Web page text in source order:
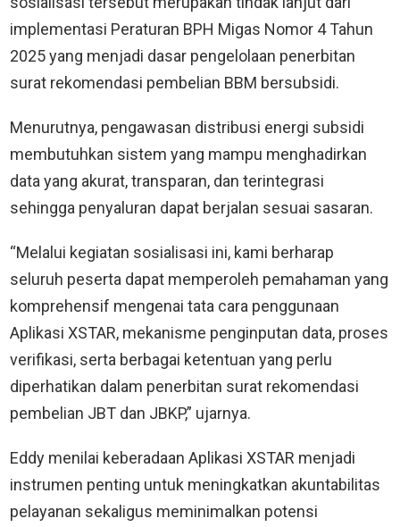
implementasi Peraturan BPH Migas Nomor 4 Tahun
2025 yang menjadi dasar pengelolaan penerbitan
surat rekomendasi pembelian BBM bersubsidi.
Menurutnya, pengawasan distribusi energi subsidi
membutuhkan sistem yang mampu menghadirkan
data yang akurat, transparan, dan terintegrasi
sehingga penyaluran dapat berjalan sesuai sasaran.
“Melalui kegiatan sosialisasi ini, kami berharap
seluruh peserta dapat memperoleh pemahaman yang
komprehensif mengenai tata cara penggunaan
Aplikasi XSTAR, mekanisme penginputan data, proses
verifikasi, serta berbagai ketentuan yang perlu
diperhatikan dalam penerbitan surat rekomendasi
pembelian JBT dan JBKP,” ujarnya.
Eddy menilai keberadaan Aplikasi XSTAR menjadi
instrumen penting untuk meningkatkan akuntabilitas
pelayanan sekaligus meminimalkan potensi